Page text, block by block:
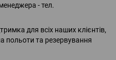
- тел.
для всіх наших клієнтів,
польоти та резервування